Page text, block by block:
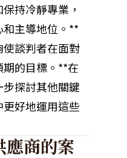
持冷靜專業，
主導地位。**
談判者在面對
的目標。**在
探討其他關鍵
好地運用這些
應商的案